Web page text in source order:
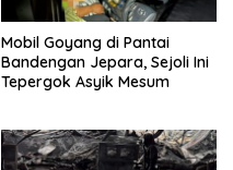
Mobil Goyang di Pantai
Bandengan Jepara, Sejoli Ini
Tepergok Asyik Mesum